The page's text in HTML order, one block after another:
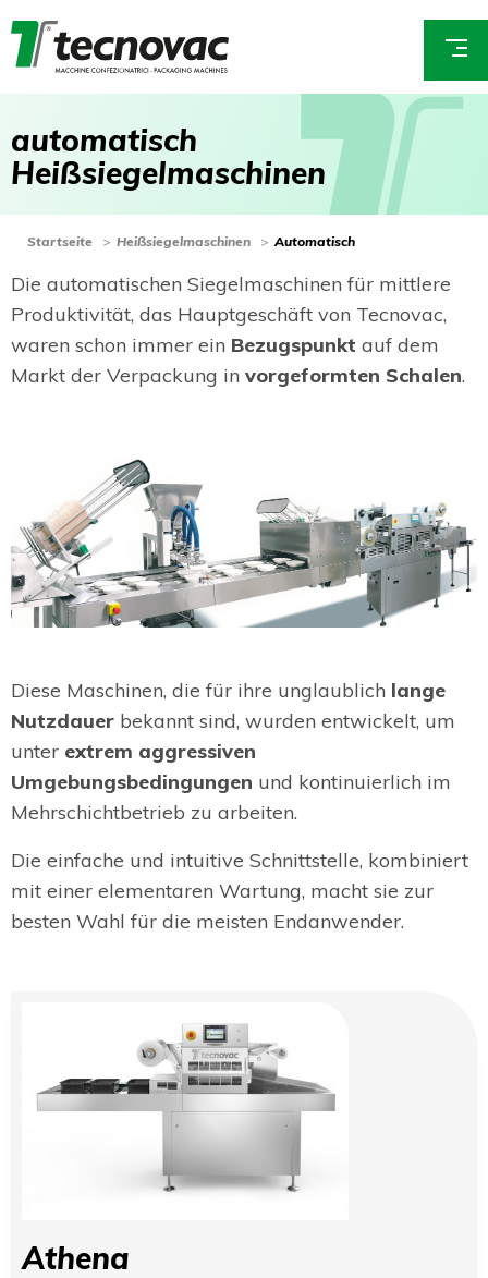
zum
Inhalt
automatisch
Heißsiegelmaschinen
You
here
Startseite Heißsiegelmaschinen Automatisch
Die automatischen Siegelmaschinen für mittlere
Produktivität, das Hauptgeschäft von Tecnovac,
waren schon immer ein Bezugspunkt auf dem
Markt der Verpackung in vorgeformten Schalen.
Diese Maschinen, die für ihre unglaublich lange
Nutzdauer bekannt sind, wurden entwickelt, um
unter extrem aggressiven
Umgebungsbedingungen und kontinuierlich im
Mehrschichtbetrieb zu arbeiten.
Die einfache und intuitive Schnittstelle, kombiniert
mit einer elementaren Wartung, macht sie zur
besten Wahl für die meisten Endanwender.
Athena
E
i
l